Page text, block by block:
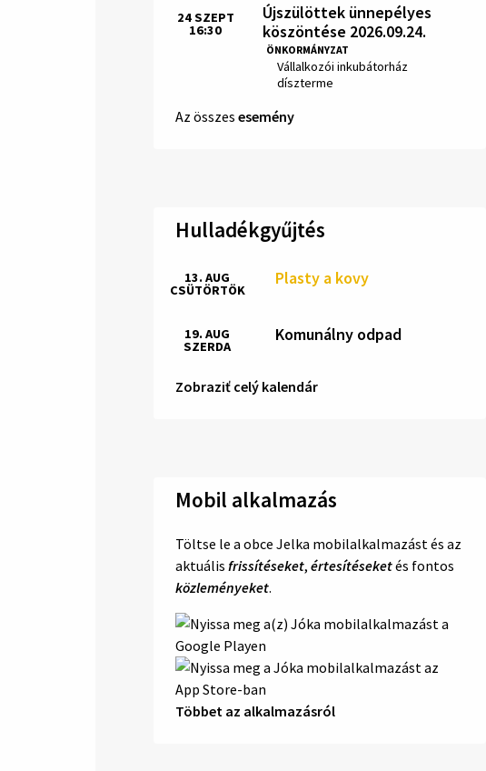
Újszülöttek ünnepélyes
köszöntése 2026.09.24.
ÖNKORMÁNYZAT
Hely:
Vállalkozói inkubátorház
díszterme
Idő:
24SZEPT
16:30
Az összes esemény
Hulladékgyűjtés
Plasty a kovy
13. AUG
CSÜTÖRTÖK
Komunálny odpad
19. AUG
SZERDA
Zobraziť celý kalendár
Mobil alkalmazás
Töltse le a obce Jelka mobilalkalmazást és az
aktuális frissítéseket, értesítéseketés fontos
közleményeket.
Többet az alkalmazásról